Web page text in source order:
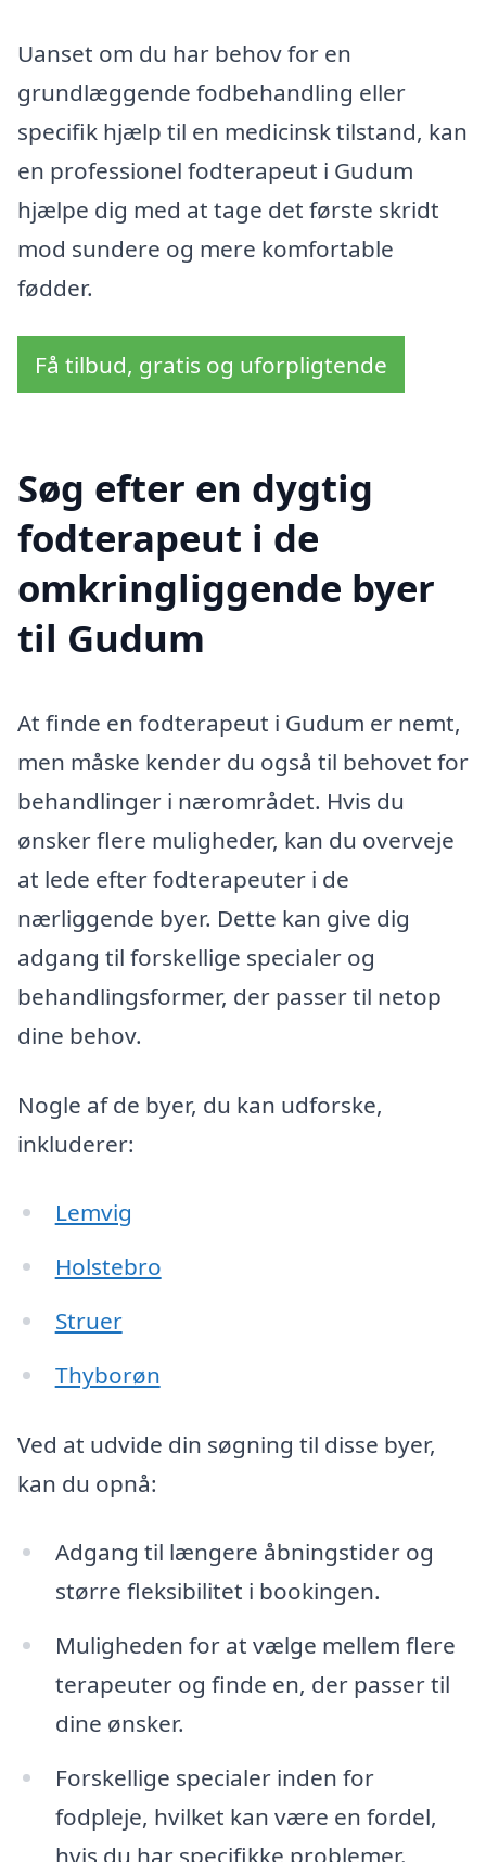
Uanset om du har behov for en
grundlæggende fodbehandling eller
specifik hjælp til en medicinsk tilstand, kan
en professionel fodterapeut i Gudum
hjælpe dig med at tage det første skridt
mod sundere og mere komfortable
fødder.
Få tilbud, gratis og uforpligtende
Søg efter en dygtig
fodterapeut i de
omkringliggende byer
til Gudum
At finde en fodterapeut i Gudum er nemt,
men måske kender du også til behovet for
behandlinger i nærområdet. Hvis du
ønsker flere muligheder, kan du overveje
at lede efter fodterapeuter i de
nærliggende byer. Dette kan give dig
adgang til forskellige specialer og
behandlingsformer, der passer til netop
dine behov.
Nogle af de byer, du kan udforske,
inkluderer:
Lemvig
Holstebro
Struer
Thyborøn
Ved at udvide din søgning til disse byer,
kan du opnå:
Adgang til længere åbningstider og
større fleksibilitet i bookingen.
Muligheden for at vælge mellem flere
terapeuter og finde en, der passer til
dine ønsker.
Forskellige specialer inden for
fodpleje, hvilket kan være en fordel,
hvis du har specifikke problemer.